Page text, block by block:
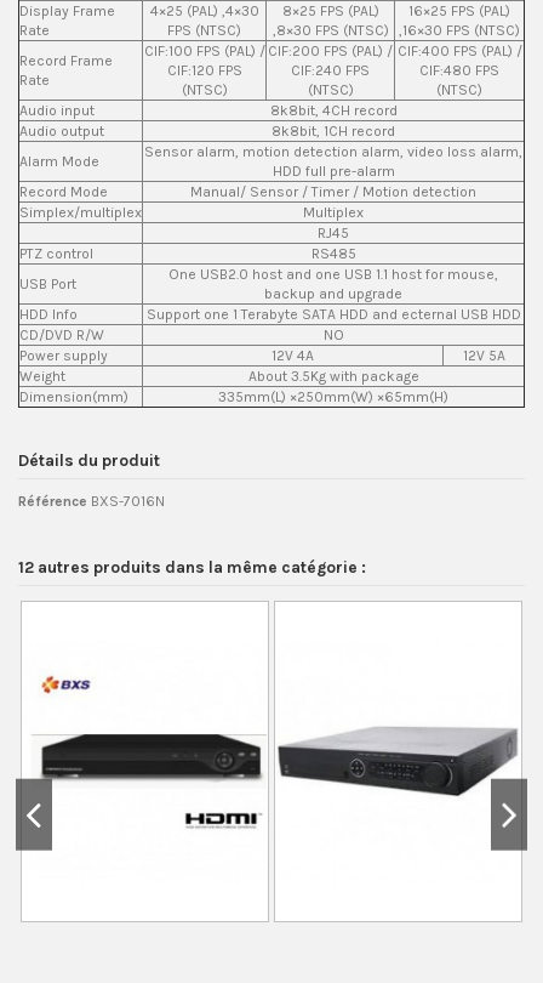
Display Frame
Rate
4×25 (PAL) ,4×30
FPS (NTSC)
8×25 FPS (PAL)
,8×30 FPS (NTSC)
16×25 FPS (PAL)
,16×30 FPS (NTSC)
Record Frame
Rate
CIF:100 FPS (PAL) /
CIF:120 FPS
(NTSC)
CIF:200 FPS (PAL) /
CIF:240 FPS
(NTSC)
CIF:400 FPS (PAL) /
CIF:480 FPS
(NTSC)
Audio input
8k8bit, 4CH record
Audio output
8k8bit, 1CH record
Alarm Mode
Sensor alarm, motion detection alarm, video loss alarm,
HDD full pre-alarm
Record Mode
Manual/ Sensor / Timer / Motion detection
Simplex/multiplex
Multiplex
RJ45
PTZ control
RS485
USB Port
One USB2.0 host and one USB 1.1 host for mouse,
backup and upgrade
HDD Info
Support one 1 Terabyte SATA HDD and ecternal USB HDD
CD/DVD R/W
NO
Power supply
12V 4A
12V 5A
Weight
About 3.5Kg with package
Dimension(mm)
335mm(L) ×250mm(W) ×65mm(H)
Détails du produit
Référence BXS-7016N
12 autres produits dans la même catégorie :